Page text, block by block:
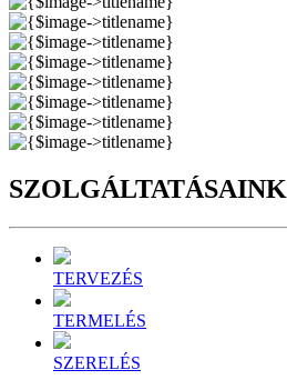
SZOLGÁLTATÁSAINK
TERVEZÉS
TERMELÉS
SZERELÉS